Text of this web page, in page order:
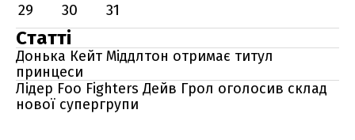
29
30 31
Статті
Донька Кейт Міддлтон отримає титул
принцеси
Лідер Foo Fighters Дейв Грол оголосив склад
нової супергрупи